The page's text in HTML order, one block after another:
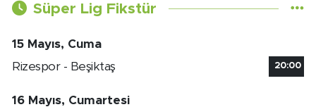
Süper Lig Fikstür
15 Mayıs, Cuma
Rizespor - Beşiktaş
20:00
16 Mayıs, Cumartesi